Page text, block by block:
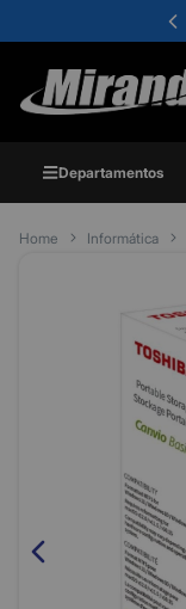
Departamentos
Home Informática